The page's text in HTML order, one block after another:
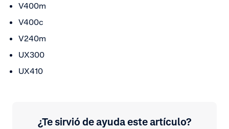
V400m
V400c
V240m
UX300
UX410
¿Te sirvió de ayuda este artículo?